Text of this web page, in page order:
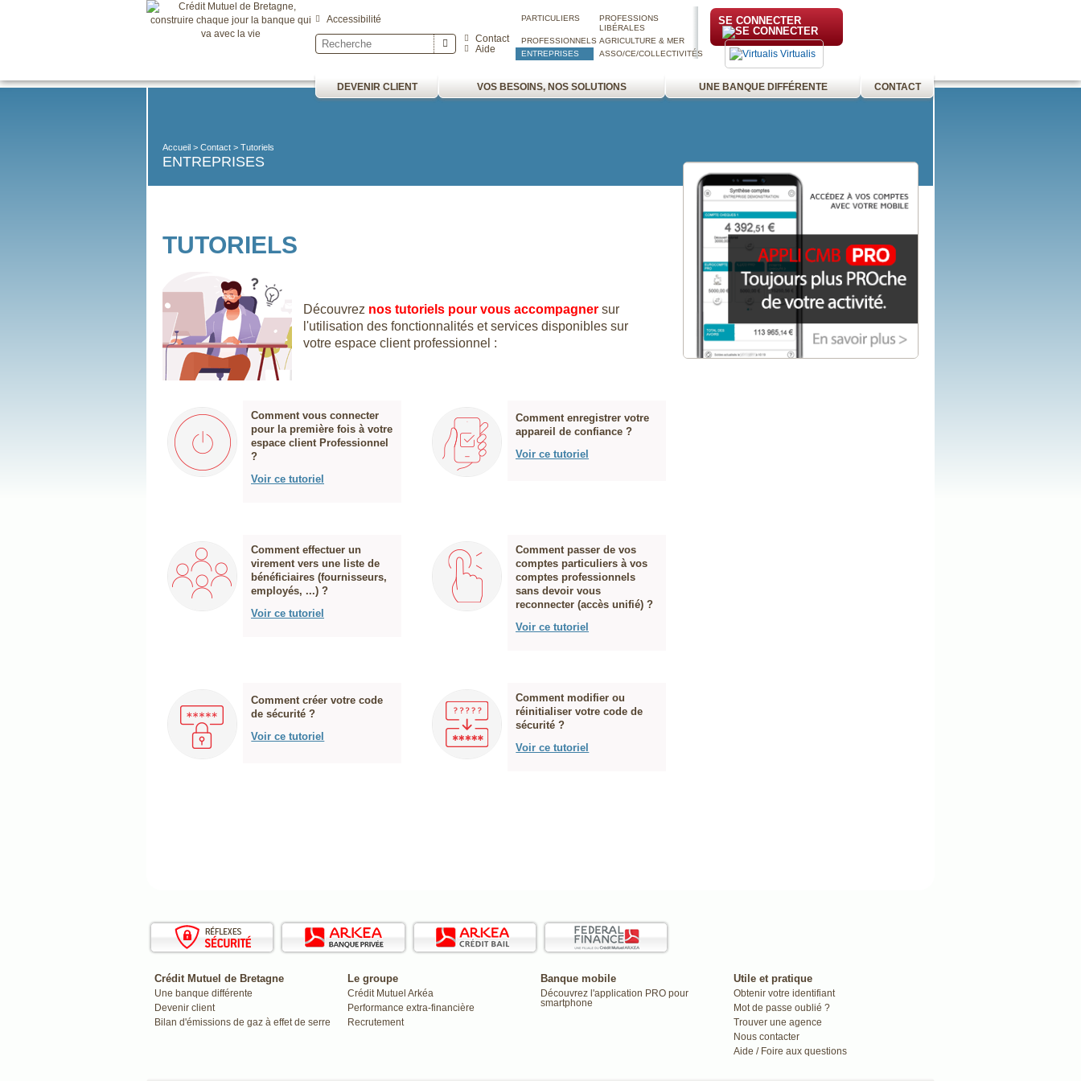
Contact
Aide
Accessibilité PARTICULIERS
PROFESSIONS
LIBÉRALES
PROFESSIONNELS AGRICULTURE & MER
ENTREPRISES
ASSO/CE/COLLECTIVITÉS
SE CONNECTER
Virtualis
DEVENIR CLIENT VOS BESOINS, NOS SOLUTIONS UNE BANQUE DIFFÉRENTE CONTACT
Accueil Contact Tutoriels
ENTREPRISES
TUTORIELS
Découvrez nos tutoriels pour vous accompagner sur
l'utilisation des fonctionnalités et services disponibles sur
votre espace client professionnel :
Comment vous connecter
pour la première fois à votre
espace client Professionnel
?
Voir ce tutoriel
Comment enregistrer votre
appareil de confiance ?
Voir ce tutoriel
Comment effectuer un
virement vers une liste de
bénéficiaires (fournisseurs,
employés, ...) ?
Voir ce tutoriel
Comment passer de vos
comptes particuliers à vos
comptes professionnels
sans devoir vous
reconnecter (accès unifié) ?
Voir ce tutoriel
Comment créer votre code
de sécurité ?
Voir ce tutoriel
Comment modifier ou
réinitialiser votre code de
sécurité ?
Voir ce tutoriel
Crédit Mutuel de Bretagne
Une banque différente
Devenir client
Bilan d'émissions de gaz à effet de serre
Le groupe
Crédit Mutuel Arkéa
Performance extra-financière
Recrutement
Banque mobile
Découvrez l'application PRO pour
smartphone
Utile et pratique
Obtenir votre identifiant
Mot de passe oublié ?
Trouver une agence
Nous contacter
Aide / Foire aux questions